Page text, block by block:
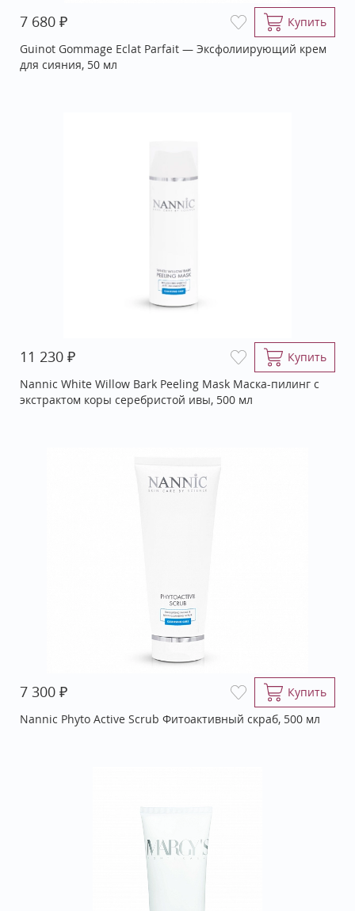
7 680 ₽
Купить
Guinot Gommage Eclat Parfait — Эксфолиирующий крем
для сияния, 50 мл
11 230 ₽
Купить
Nannic White Willow Bark Peeling Mask Маска-пилинг с
экстрактом коры серебристой ивы, 500 мл
7 300 ₽
Купить
Nannic Phyto Active Scrub Фитоактивный скраб, 500 мл